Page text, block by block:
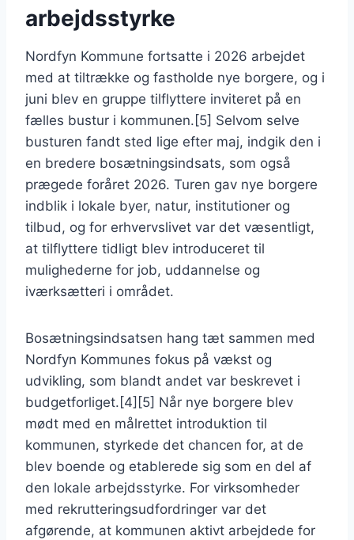
arbejdsstyrke
Nordfyn Kommune fortsatte i 2026 arbejdet
med at tiltrække og fastholde nye borgere, og i
juni blev en gruppe tilflyttere inviteret på en
fælles bustur i kommunen.[5] Selvom selve
busturen fandt sted lige efter maj, indgik den i
en bredere bosætningsindsats, som også
prægede foråret 2026. Turen gav nye borgere
indblik i lokale byer, natur, institutioner og
tilbud, og for erhvervslivet var det væsentligt,
at tilflyttere tidligt blev introduceret til
mulighederne for job, uddannelse og
iværksætteri i området.
Bosætningsindsatsen hang tæt sammen med
Nordfyn Kommunes fokus på vækst og
udvikling, som blandt andet var beskrevet i
budgetforliget.[4][5] Når nye borgere blev
mødt med en målrettet introduktion til
kommunen, styrkede det chancen for, at de
blev boende og etablerede sig som en del af
den lokale arbejdsstyrke. For virksomheder
med rekrutteringsudfordringer var det
afgørende, at kommunen aktivt arbejdede for